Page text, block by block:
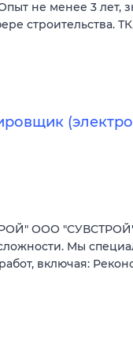
не менее 3 лет,
строительства. ТК,
ООО "СУВСТРОЙ"
Мы
включая: